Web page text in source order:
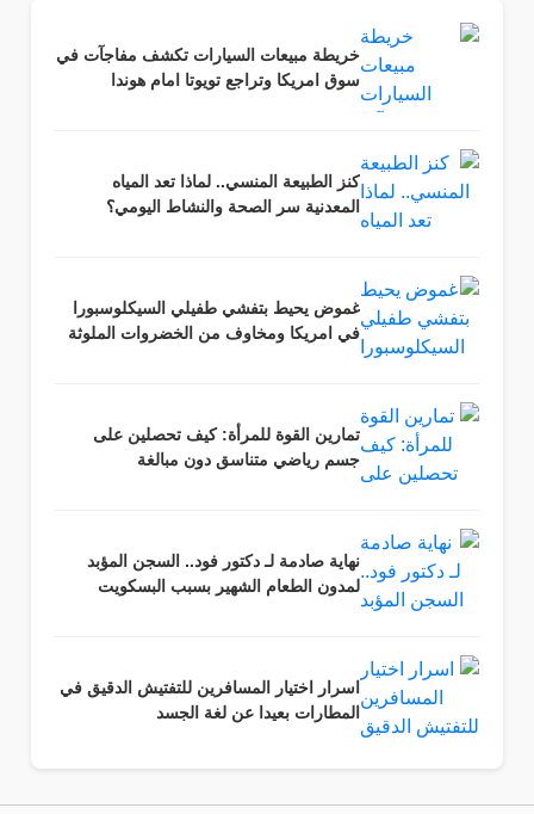
خريطة مبيعات السيارات تكشف مفاجآت في
سوق امريكا وتراجع تويوتا امام هوندا
كنز الطبيعة المنسي.. لماذا تعد المياه
المعدنية سر الصحة والنشاط اليومي؟
غموض يحيط بتفشي طفيلي السيكلوسبورا
في امريكا ومخاوف من الخضروات الملوثة
تمارين القوة للمرأة: كيف تحصلين على
جسم رياضي متناسق دون مبالغة
نهاية صادمة لـ دكتور فود.. السجن المؤبد
لمدون الطعام الشهير بسبب البسكويت
اسرار اختيار المسافرين للتفتيش الدقيق في
المطارات بعيدا عن لغة الجسد